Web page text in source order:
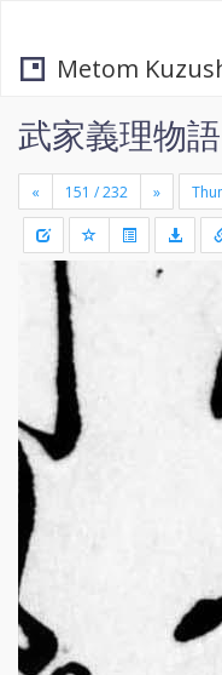
Metom
武家義理物語
« »
+
-